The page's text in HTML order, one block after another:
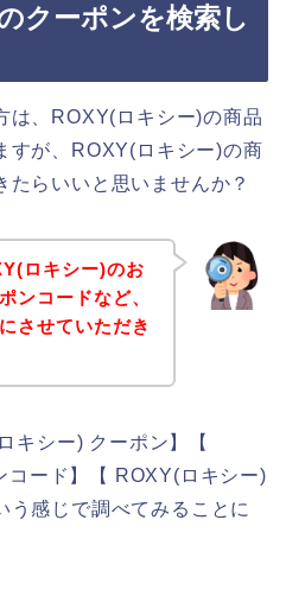
クーポンを検索し
は、ROXY(ロキシー)の商品
すが、ROXY(ロキシー)の商
らいいと思いませんか？
ロキシー)のお
ンコードなど、
させていただき
キシー) クーポン】【
コード】【 ROXY(ロキシー)
う感じで調べてみることに